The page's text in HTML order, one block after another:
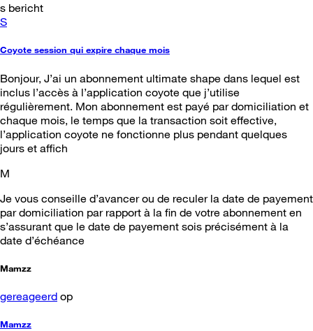
s bericht
S
Coyote session qui expire chaque mois
Bonjour, J’ai un abonnement ultimate shape dans lequel est
inclus l’accès à l’application coyote que j’utilise
régulièrement. Mon abonnement est payé par domiciliation et
chaque mois, le temps que la transaction soit effective,
l’application coyote ne fonctionne plus pendant quelques
jours et affich
M
Je vous conseille d’avancer ou de reculer la date de payement
par domiciliation par rapport à la fin de votre abonnement en
s’assurant que le date de payement sois précisément à la
date d’échéance
Mamzz
gereageerd op
Mamzz